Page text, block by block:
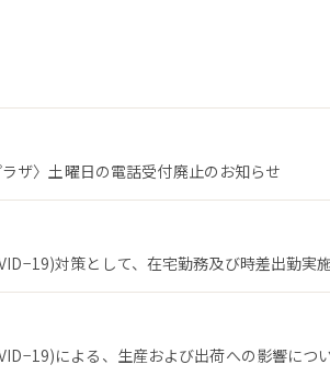
ザ〉土曜日の電話受付廃止のお知らせ
対策として、在宅勤務及び時差出勤実
による、生産および出荷への影響につ